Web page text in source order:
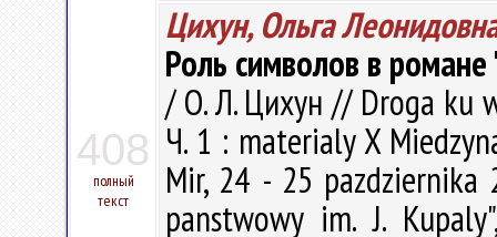
408
полный
текст
Цихун, Ольга
Роль символов в
/ О. Л. Цихун // Droga ku
Ч. 1 : materialy X
Mir, 24 - 25
panstwowy im. J.